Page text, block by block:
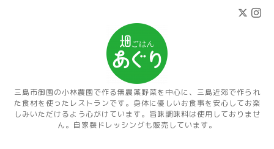
三島市御園の小林農園で作る無農薬野菜を中心に、三島近郊で作られ
た食材を使ったレストランです。身体に優しいお食事を安心してお楽
しみいただけるよう心がけています。旨味調味料は使用しておりませ
ん。自家製ドレッシングも販売しています。